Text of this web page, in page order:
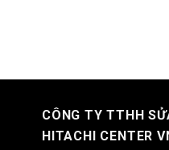
CÔNG TY TTHH
HITACHI CENTER